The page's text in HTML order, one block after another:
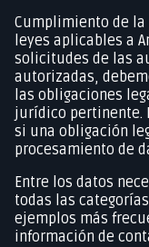
Cumplimiento de
leyes aplicables a
solicitudes de las
autorizadas,
las obligaciones
jurídico pertinente.
si una obligación
procesamiento de
Entre los datos
todas las
ejemplos más
información de